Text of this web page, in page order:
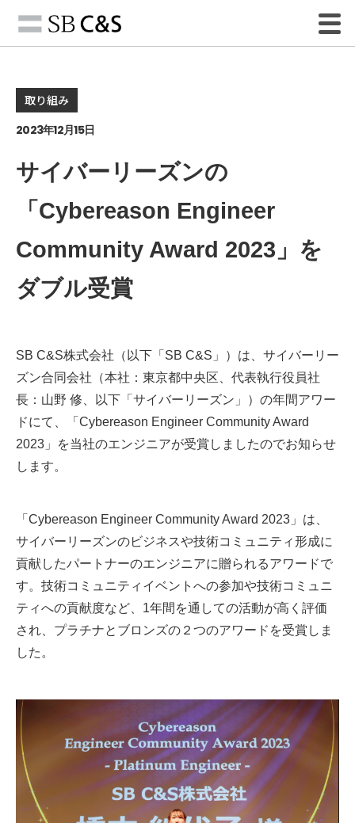
取り組み
2023年12月15日
サイバーリーズンの
「Cybereason Engineer
Community Award 2023」を
ダブル受賞
SB C&S株式会社（以下「SB C&S」）は、サイバーリー
ズン合同会社（本社：東京都中央区、代表執行役員社
長：山野 修、以下「サイバーリーズン」）の年間アワー
ドにて、「Cybereason Engineer Community Award
2023」を当社のエンジニアが受賞しましたのでお知らせ
します。
「Cybereason Engineer Community Award 2023」は、
サイバーリーズンのビジネスや技術コミュニティ形成に
貢献したパートナーのエンジニアに贈られるアワードで
す。技術コミュニティイベントへの参加や技術コミュニ
ティへの貢献度など、1年間を通しての活動が高く評価
され、プラチナとブロンズの２つのアワードを受賞しま
した。